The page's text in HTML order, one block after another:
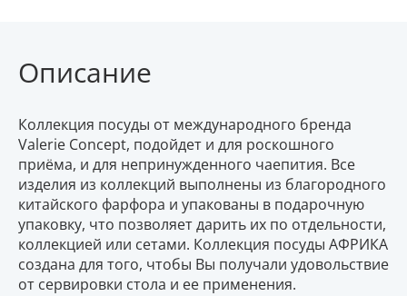
Описание
Коллекция посуды от международного бренда
Valerie Concept, подойдет и для роскошного
приёма, и для непринужденного чаепития. Все
изделия из коллекций выполнены из благородного
китайского фарфора и упакованы в подарочную
упаковку, что позволяет дарить их по отдельности,
коллекцией или сетами. Коллекция посуды АФРИКА
создана для того, чтобы Вы получали удовольствие
от сервировки стола и ее применения.